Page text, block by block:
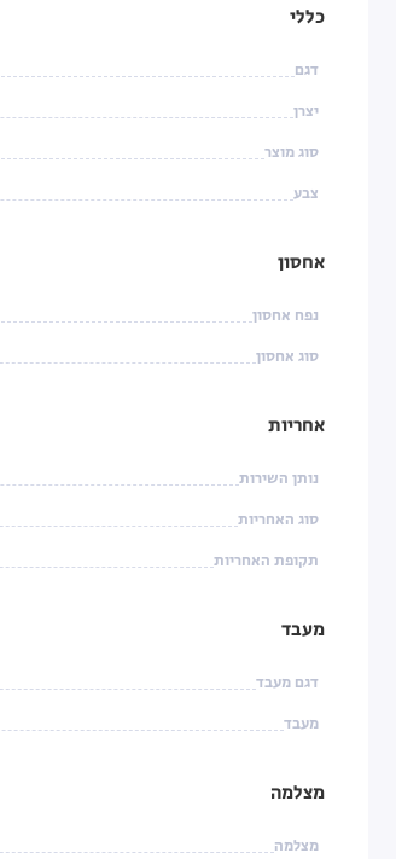
כללי
דגם
יצרן
סוג מוצר
צבע
אחסון
נפח אחסון
סוג אחסון
אחריות
נותן השירות
סוג האחריות
תקופת האחריות
מעבד
דגם מעבד
מעבד
מצלמה
מצלמה